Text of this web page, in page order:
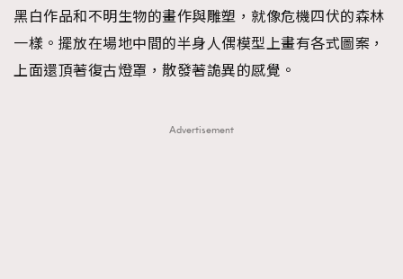
黑白作品和不明生物的畫作與雕塑，就像危機四伏的森林
一樣。擺放在場地中間的半身人偶模型上畫有各式圖案，
上面還頂著復古燈罩，散發著詭異的感覺。
Advertisement